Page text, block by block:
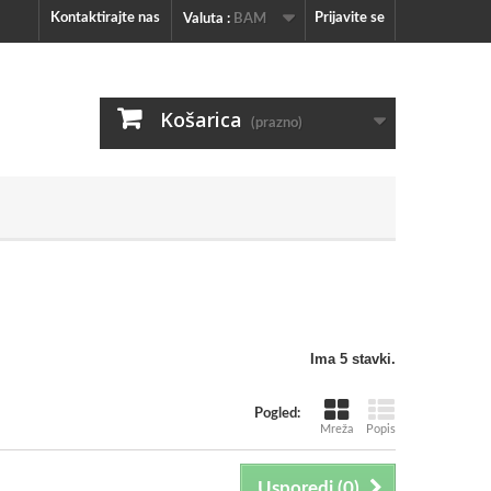
Prijavite se
Valuta : BAM
Kontaktirajte nas
Košarica (prazno)
Ima 5 stavki.
Pogled:
Mreža Popis